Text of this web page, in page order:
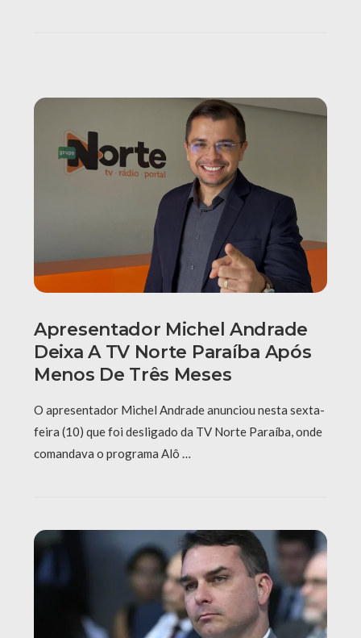
Apresentador Michel Andrade
Deixa A TV Norte Paraíba Após
Menos De Três Meses
O apresentador Michel Andrade anunciou nesta sexta-
feira (10) que foi desligado da TV Norte Paraíba, onde
comandava o programa Alô …